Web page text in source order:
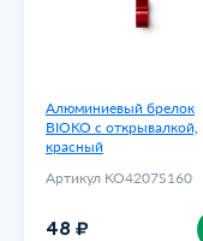
Алюминиевый брелок
BIOKO с открывалкой,
красный
Артикул KO4207S160
48 ₽